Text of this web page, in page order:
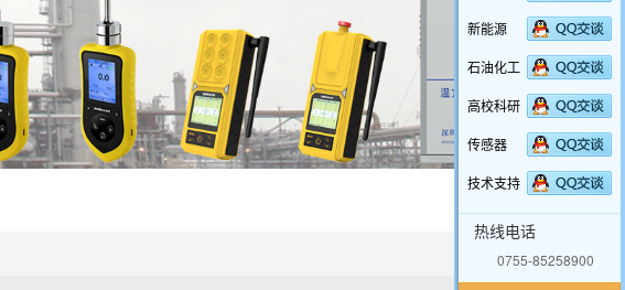
新能源
石油化工
高校科研
传感器
技术支持
热线电话
0755-85258900